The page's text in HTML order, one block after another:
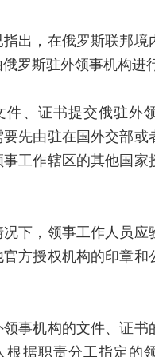
，在俄罗斯联邦境
罗斯驻外领事机构进
、证书提交俄驻外领
先由驻在国外交部或
工作辖区的其他国家
，领事工作人员应
方授权机构的印章和
机构的文件、证书
根据职责分工指定的